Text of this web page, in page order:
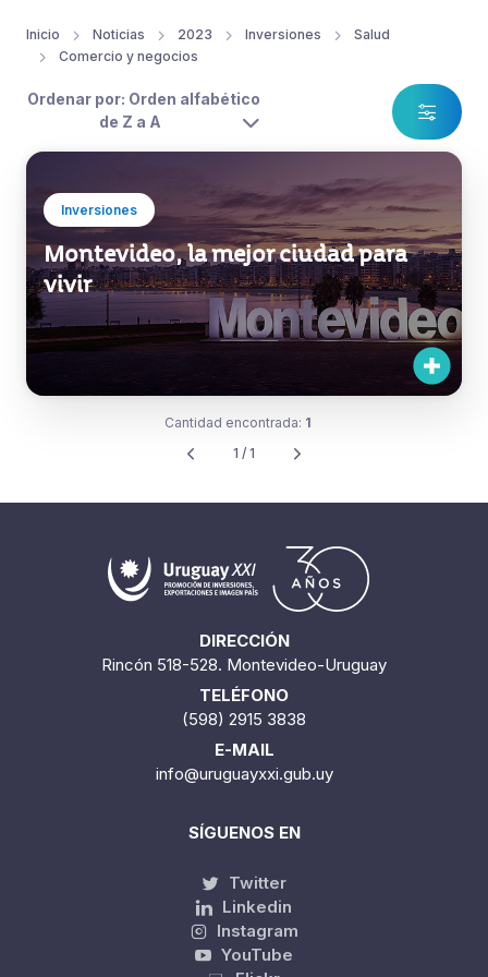
Inicio Noticias 2023 Inversiones
Salud
Comercio y negocios
Ordenar por: Orden alfabético
de Z a A
Inversiones
Montevideo, la mejor ciudad para
vivir
Cantidad encontrada: 1
1 / 1
DIRECCIÓN
Rincón 518-528. Montevideo-Uruguay
TELÉFONO
(598) 2915 3838
E-MAIL
info@uruguayxxi.gub.uy
SÍGUENOS EN
Twitter
Linkedin
Instagram
YouTube